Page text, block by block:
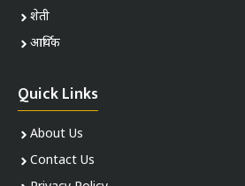
शेती
आर्थिक
Quick Links
About Us
Contact Us